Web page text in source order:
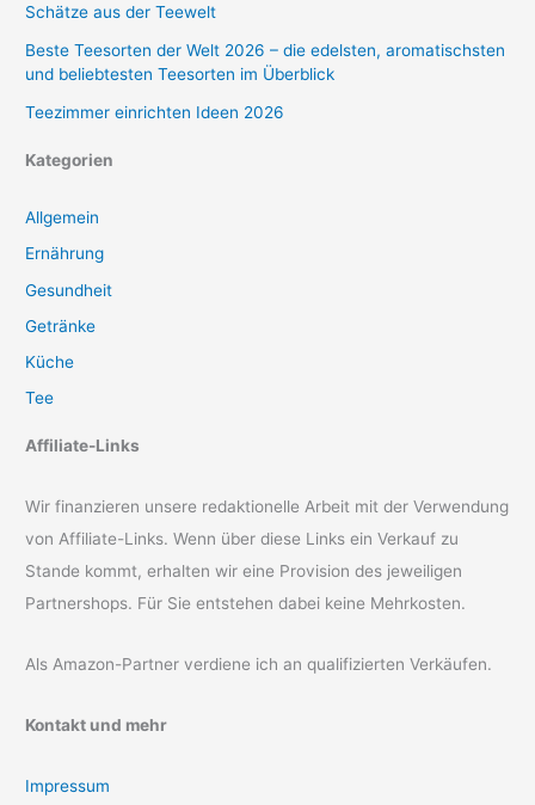
Schätze aus der Teewelt
Beste Teesorten der Welt 2026 – die edelsten, aromatischsten
und beliebtesten Teesorten im Überblick
Teezimmer einrichten Ideen 2026
Kategorien
Allgemein
Ernährung
Gesundheit
Getränke
Küche
Tee
Affiliate-Links
Wir finanzieren unsere redaktionelle Arbeit mit der Verwendung
von Affiliate-Links. Wenn über diese Links ein Verkauf zu
Stande kommt, erhalten wir eine Provision des jeweiligen
Partnershops. Für Sie entstehen dabei keine Mehrkosten.
Als Amazon-Partner verdiene ich an qualifizierten Verkäufen.
Kontakt und mehr
Impressum